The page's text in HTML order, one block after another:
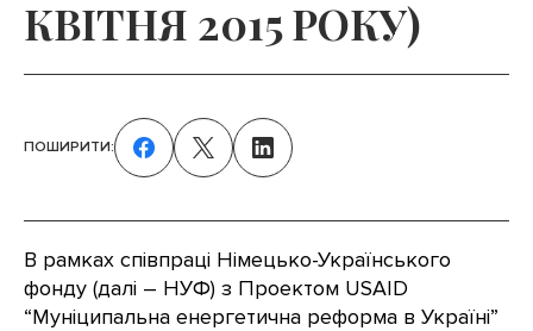
КВІТНЯ 2015 РОКУ)
В рамках співпраці Німецько-Українського
фонду (далі – НУФ) з Проектом USAID
“Муніципальна енергетична реформа в Україні”
ПОШИРИТИ: